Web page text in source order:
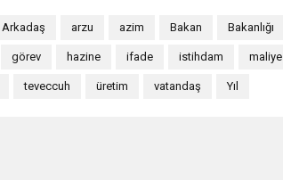
Arkadaş arzu azim Bakan Bakanlığı
görev hazine ifade istihdam maliye
teveccuh üretim vatandaş Yıl